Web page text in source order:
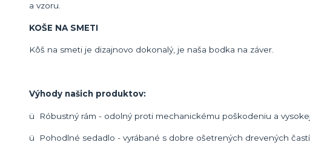
a vzoru.
KOŠE NA SMETI
Kôš na smeti je dizajnovo dokonalý, je naša bodka na záver.
Výhody našich produktov:
ü Róbustný rám - odolný proti mechanickému poškodeniu a
ü Pohodlné sedadlo - vyrábané s dobre ošetrených drevených častí